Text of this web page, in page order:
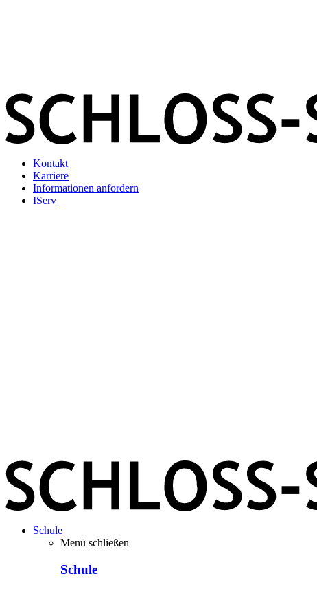
Kontakt
Karriere
Informationen anfordern
IServ
Schule
Menü schließen
Schule